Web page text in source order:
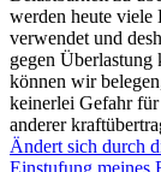
werden heute viele
verwendet und
gegen Überlastung
können wir
keinerlei Gefahr
anderer
Ändert sich durch
Einstufung meines